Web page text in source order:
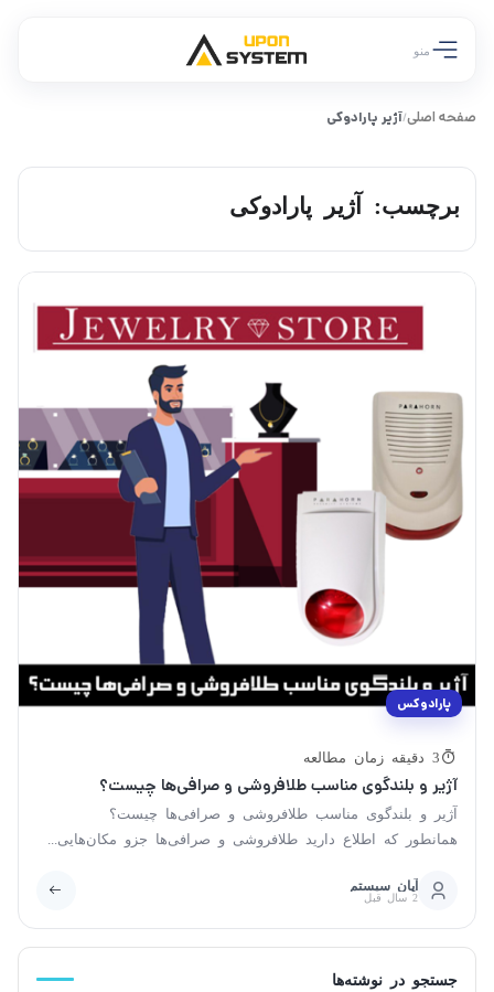
منو
صفحه اصلی/آژیر پارادوکی
برچسب: آژیر پارادوکی
پارادوکس
3 دقیقه زمان مطالعه
آژیر و بلندگوی مناسب طلافروشی و صرافی‌ها چیست؟
آژیر و بلندگوی مناسب طلافروشی و صرافی‌ها چیست؟
همانطور که اطلاع دارید طلافروشی و صرافی‌ها جزو مکان‌هایی...
آپان سیستم
2 سال قبل
جستجو در نوشته‌ها